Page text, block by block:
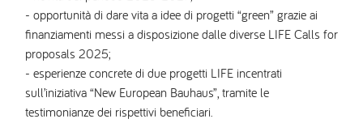
- opportunità di dare vita a idee di progetti “green” grazie ai
finanziamenti messi a disposizione dalle diverse LIFE Calls for
proposals 2025;
- esperienze concrete di due progetti LIFE incentrati
sull’iniziativa “New European Bauhaus”, tramite le
testimonianze dei rispettivi beneficiari.